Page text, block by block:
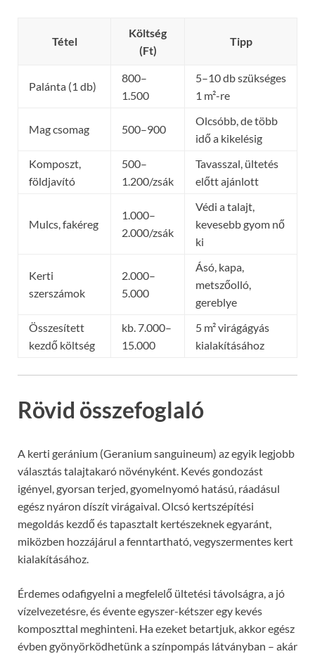
Tétel
Költség
(Ft)
Tipp
Palánta (1 db)
800–
1.500
5–10 db szükséges
1 m²-re
Mag csomag 500–900
Olcsóbb, de több
idő a kikelésig
Komposzt,
földjavító
500–
1.200/zsák
Tavasszal, ültetés
előtt ajánlott
Mulcs, fakéreg
1.000–
2.000/zsák
Védi a talajt,
kevesebb gyom nő
ki
Kerti
szerszámok
2.000–
5.000
Ásó, kapa,
metszőolló,
gereblye
Összesített
kezdő költség
kb. 7.000–
15.000
5 m² virágágyás
kialakításához
Rövid összefoglaló
A kerti geránium (Geranium sanguineum) az egyik legjobb
választás talajtakaró növényként. Kevés gondozást
igényel, gyorsan terjed, gyomelnyomó hatású, ráadásul
egész nyáron díszít virágaival. Olcsó kertszépítési
megoldás kezdő és tapasztalt kertészeknek egyaránt,
miközben hozzájárul a fenntartható, vegyszermentes kert
kialakításához.
Érdemes odafigyelni a megfelelő ültetési távolságra, a jó
vízelvezetésre, és évente egyszer-kétszer egy kevés
komposzttal meghinteni. Ha ezeket betartjuk, akkor egész
évben gyönyörködhetünk a színpompás látványban – akár